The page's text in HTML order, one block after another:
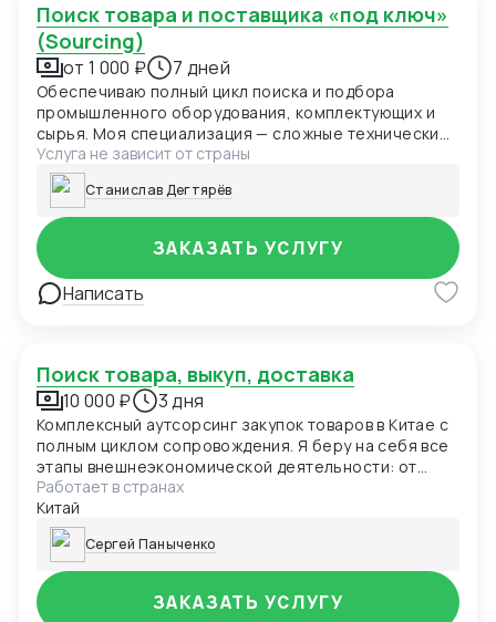
Поиск товара и поставщика «под ключ»
(Sourcing)
от 1 000 ₽ 7 дней
Обеспечиваю полный цикл поиска и подбора
промышленного оборудования, комплектующих и
сырья. Моя специализация — сложные технические
позиции и поиск альтернатив в обход торговых
ограничений.
Услуга не зависит от страны
Станислав Дегтярёв
Написать
ЗАКАЗАТЬ УСЛУГУ
Поиск товара, выкуп, доставка
10 000 ₽ 3 дня
Комплексный аутсорсинг закупок товаров в Китае с
полным циклом сопровождения. Я беру на себя все
этапы внешнеэкономической деятельности: от
профессионального поиска фабрик и верификации
поставщиков до контроля качества, упаковки и
оптимизации международной логистики
Работает в странах
Китай
Сергей Паныченко
ЗАКАЗАТЬ УСЛУГУ